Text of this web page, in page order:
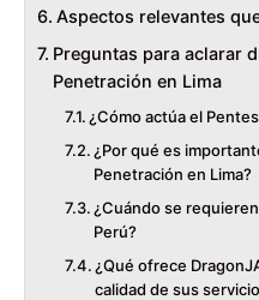
Aspectos relevantes
Preguntas para aclarar
Penetración en Lima
¿Cómo actúa el
¿Por qué es
Penetración en Lima?
¿Cuándo se
Perú?
¿Qué ofrece
calidad de sus